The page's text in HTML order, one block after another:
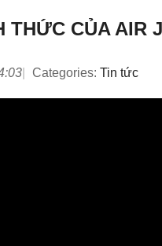
THỨC CỦA AIR
Categories: Tin tức